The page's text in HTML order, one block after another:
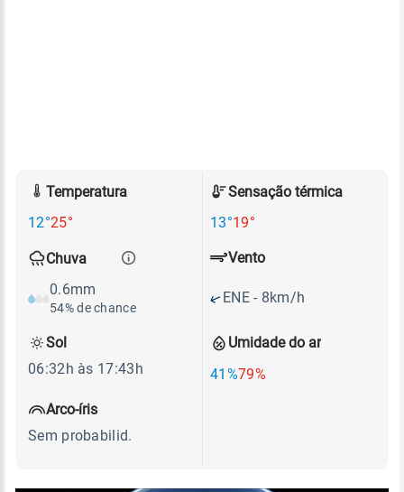
Temperatura
12°25°
Sensação térmica
13°19°
Chuva
0.6mm
54% de chance
Umidade do ar
41%79%
Vento
ENE - 8km/h
Sol
06:32h às 17:43h
Arco-íris
Sem probabilid.